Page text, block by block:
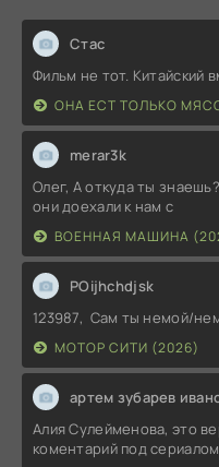
Стас
Фильм не тот. Китайский
ОНА ЕСТ ТОЛЬКО
merar3k
Олег, А откуда ты
они доехали к нам с
ВОЕННАЯ МАШИНА
POijhchdjsk
123987, Сам ты немой/
МОТОР СИТИ (2026)
артем зубарев
Алия Сулейменова, это
коментарий под сериалом